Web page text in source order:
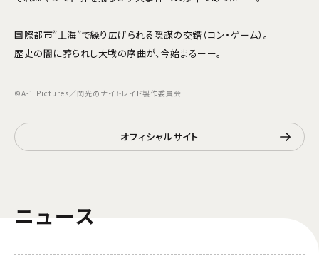
国際都市”上海”で繰り広げられる隠謀の交錯（コン・ゲーム）。
歴史の闇に葬られし大戦の序曲が、今始まるーー。
©A-1 Pictures／閃光のナイトレイド製作委員会
オフィシャルサイト
ニュース